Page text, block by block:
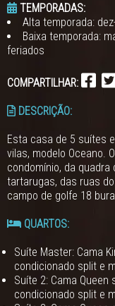
TEMPORADAS:
Alta temporada:
Baixa temporada:
feriados
COMPARTILHAR:
DESCRIÇÃO:
Esta casa de 5 suítes
vilas, modelo Oceano.
condomínio, da
tartarugas, das ruas
campo de golfe 18
QUARTOS:
Suíte Master: Cama
condicionado split e
Suíte 2: Cama Queen
condicionado split e